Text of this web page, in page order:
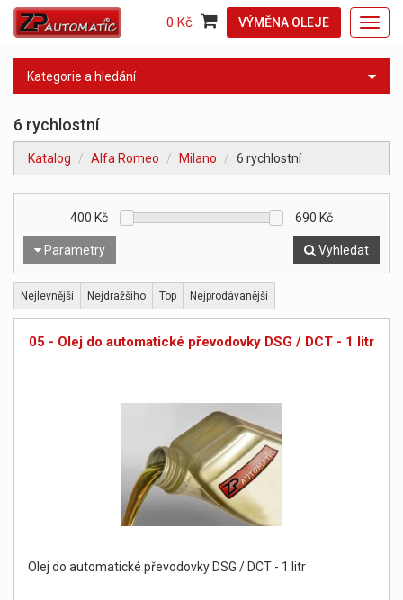
VÝMĚNA OLEJE
0 Kč
Kategorie a hledání
6 rychlostní
Katalog Alfa Romeo Milano 6 rychlostní
Parametry
400 Kč 690 Kč
Vyhledat
Nejlevnější Nejdražšího Top Nejprodávanější
05 - Olej do automatické převodovky DSG / DCT - 1 litr
Olej do automatické převodovky DSG / DCT - 1 litr